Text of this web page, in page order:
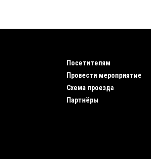
Посетителям
Провести мероприятие
Схема проезда
Партнёры